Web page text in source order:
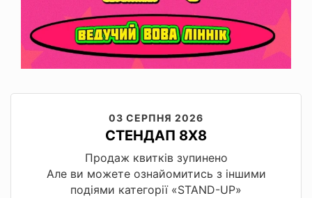
03 СЕРПНЯ 2026
СТЕНДАП 8X8
Продаж квитків зупинено
Але ви можете ознайомитись з іншими
подіями категорії «STAND-UP»